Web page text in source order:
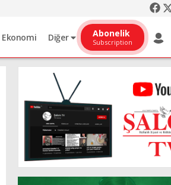
Ekonomi Diğer Abonelik
Subscription